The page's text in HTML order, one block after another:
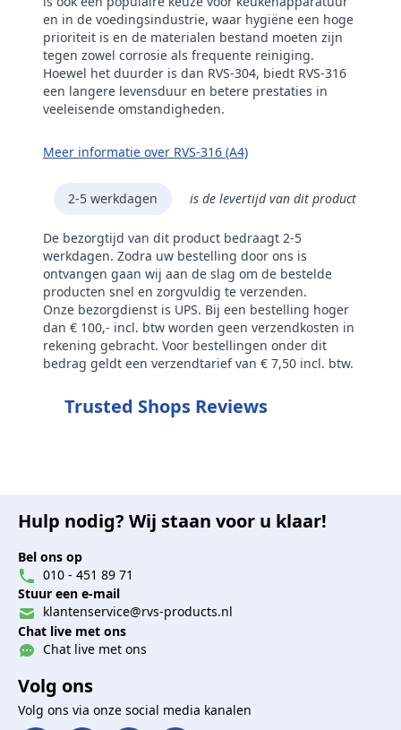
en in de voedingsindustrie, waar hygiëne een hoge
prioriteit is en de materialen bestand moeten zijn
tegen zowel corrosie als frequente reiniging.
Hoewel het duurder is dan RVS-304, biedt RVS-316
een langere levensduur en betere prestaties in
veeleisende omstandigheden.
Meer informatie over RVS-316 (A4)
2-5 werkdagen is de levertijd van dit product
De bezorgtijd van dit product bedraagt 2-5
werkdagen. Zodra uw bestelling door ons is
ontvangen gaan wij aan de slag om de bestelde
producten snel en zorgvuldig te verzenden.
Onze bezorgdienst is UPS. Bij een bestelling hoger
dan € 100,- incl. btw worden geen verzendkosten in
rekening gebracht. Voor bestellingen onder dit
bedrag geldt een verzendtarief van € 7,50 incl. btw.
Trusted Shops Reviews
Hulp nodig? Wij staan voor u klaar!
Bel ons op
010 - 451 89 71
Stuur een e-mail
klantenservice@rvs-products.nl
Chat live met ons
Chat live met ons
Volg ons
Volg ons via onze social media kanalen